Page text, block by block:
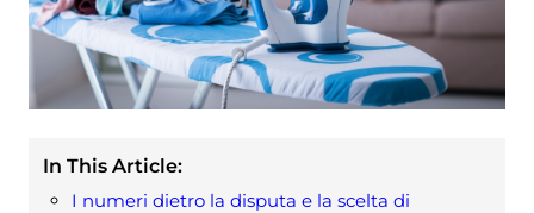
In This Article:
I numeri dietro la disputa e la scelta di